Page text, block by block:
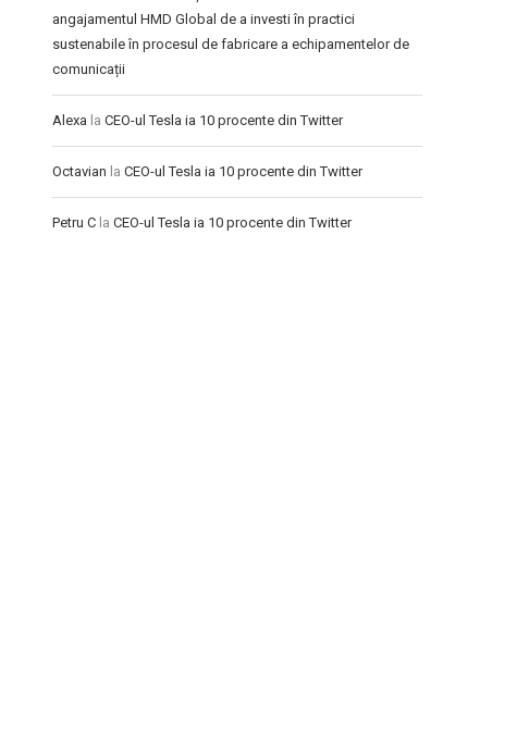
angajamentul HMD Global de a investi în practici
sustenabile în procesul de fabricare a echipamentelor de
comunicații
Alexa la CEO-ul Tesla ia 10 procente din Twitter
Octavian la CEO-ul Tesla ia 10 procente din Twitter
Petru C la CEO-ul Tesla ia 10 procente din Twitter